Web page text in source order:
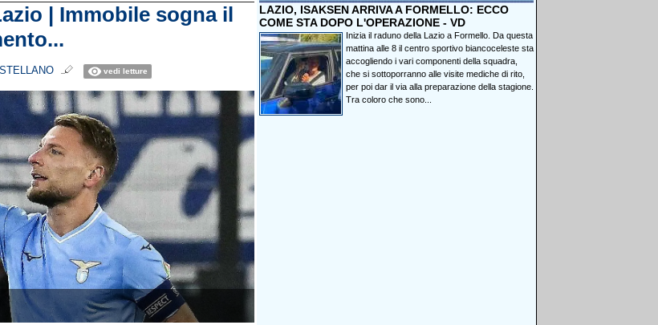
| Immobile sogna il
vedi letture
LAZIO, ISAKSEN ARRIVA A FORMELLO: ECCO
COME STA DOPO L'OPERAZIONE - VD
Inizia il raduno della Lazio a Formello. Da questa
mattina alle 8 il centro sportivo biancoceleste sta
accogliendo i vari componenti della squadra,
che si sottoporranno alle visite mediche di rito,
per poi dar il via alla preparazione della stagione.
Tra coloro che sono...